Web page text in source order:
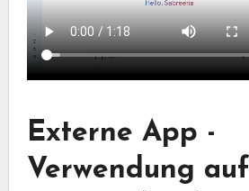
Externe App -
Verwendung